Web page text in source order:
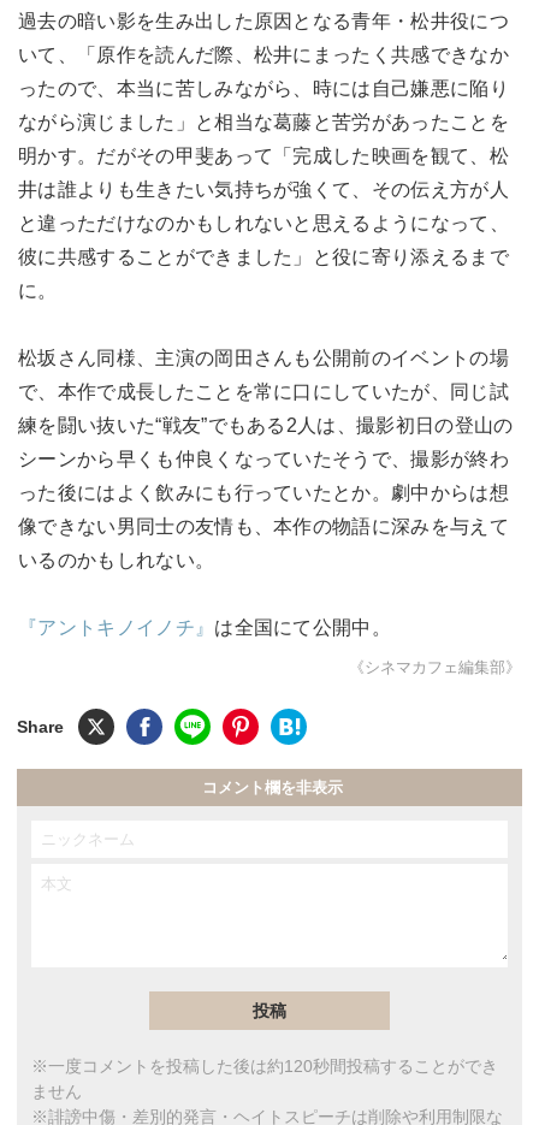
過去の暗い影を生み出した原因となる青年・松井役につ
いて、「原作を読んだ際、松井にまったく共感できなか
ったので、本当に苦しみながら、時には自己嫌悪に陥り
ながら演じました」と相当な葛藤と苦労があったことを
明かす。だがその甲斐あって「完成した映画を観て、松
井は誰よりも生きたい気持ちが強くて、その伝え方が人
と違っただけなのかもしれないと思えるようになって、
彼に共感することができました」と役に寄り添えるまで
に。
松坂さん同様、主演の岡田さんも公開前のイベントの場
で、本作で成長したことを常に口にしていたが、同じ試
練を闘い抜いた“戦友”でもある2人は、撮影初日の登山の
シーンから早くも仲良くなっていたそうで、撮影が終わ
った後にはよく飲みにも行っていたとか。劇中からは想
像できない男同士の友情も、本作の物語に深みを与えて
いるのかもしれない。
『アントキノイノチ』 は全国にて公開中。
《シネマカフェ編集部》
コメント欄を非表示
※一度コメントを投稿した後は約120秒間投稿することができ
ません
※誹謗中傷・差別的発言・ヘイトスピーチは削除や利用制限な